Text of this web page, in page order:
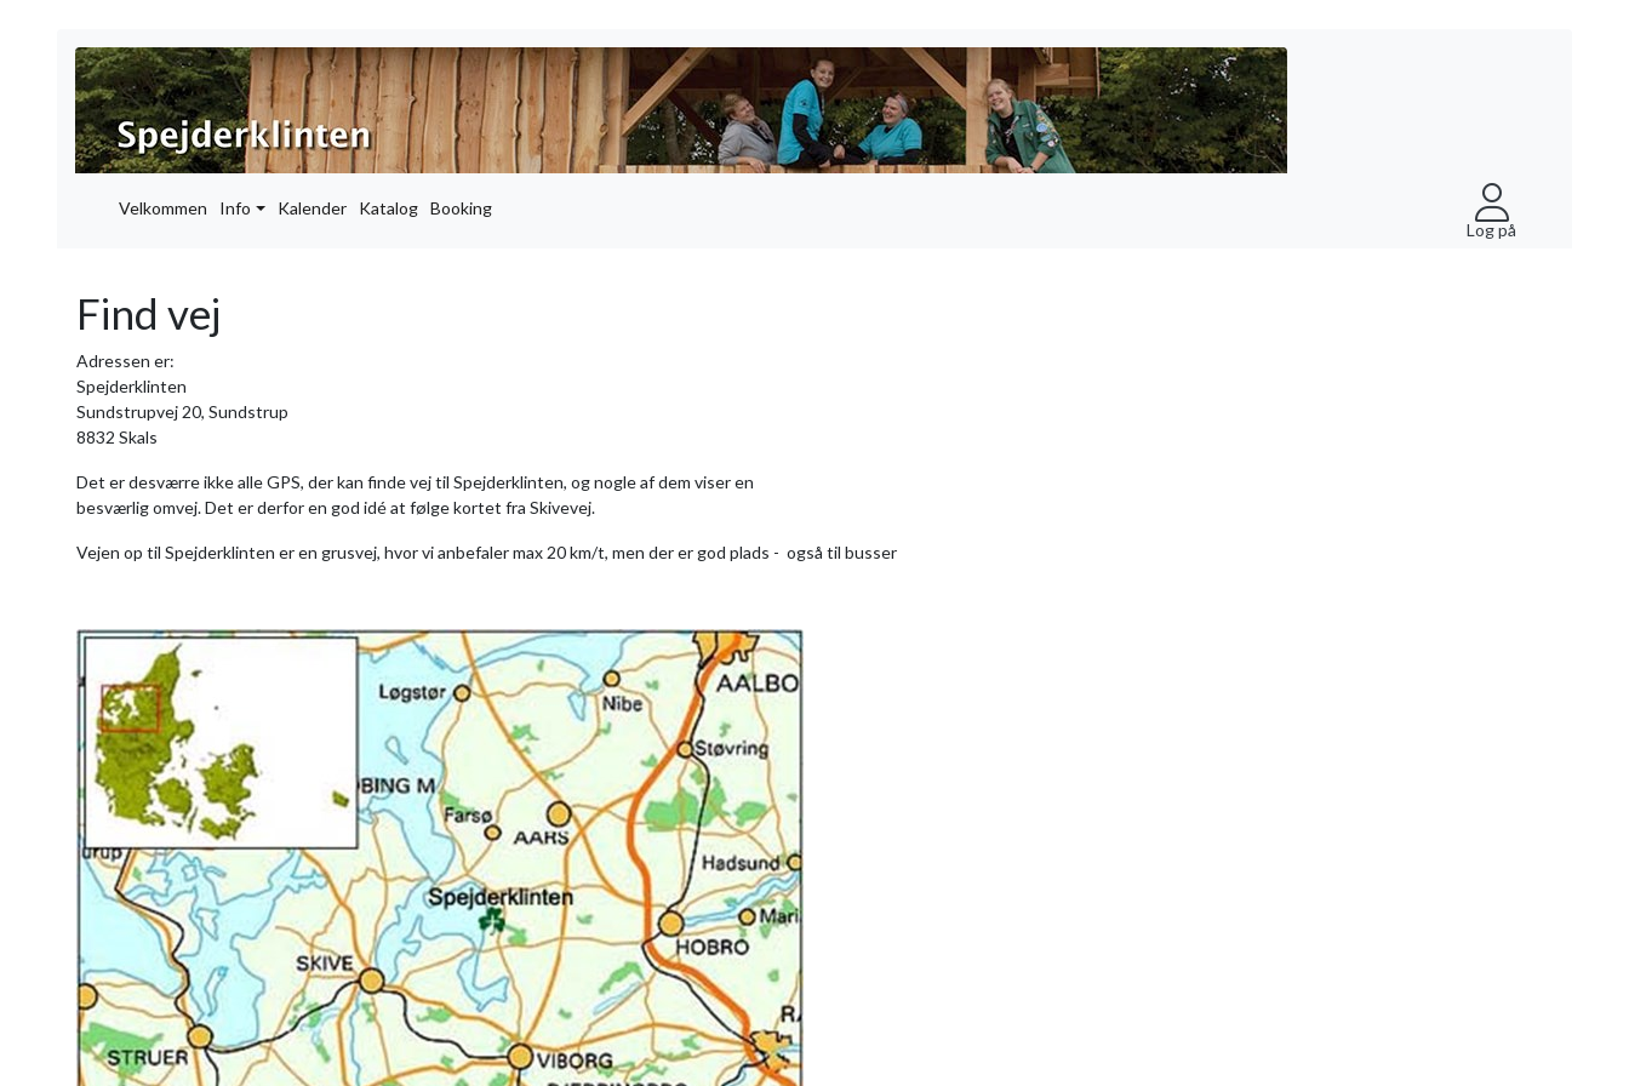
Velkommen Info Kalender Katalog Booking
Log på
Find vej
Adressen er:
Spejderklinten
Sundstrupvej 20, Sundstrup
8832 Skals
Det er desværre ikke alle GPS, der kan finde vej til Spejderklinten, og nogle af dem viser en
besværlig omvej. Det er derfor en god idé at følge kortet fra Skivevej.
Vejen op til Spejderklinten er en grusvej, hvor vi anbefaler max 20 km/t, men der er god plads - også til busser